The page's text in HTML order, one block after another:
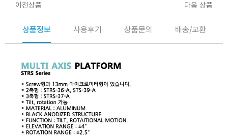
이전상품 다음 상품
상품정보 사용후기 상품문의 배송/교환